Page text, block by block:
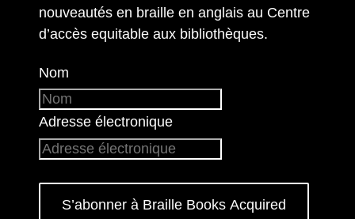
nouveautés en braille en anglais au Centre
d’accès equitable aux bibliothèques.
Nom
Adresse électronique
S’abonner à Braille Books Acquired